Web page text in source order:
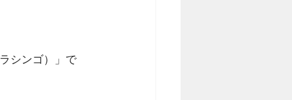
シンゴ）」で